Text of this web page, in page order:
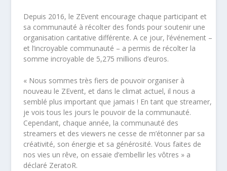
Depuis 2016, le ZEvent encourage chaque participant et
sa communauté à récolter des fonds pour soutenir une
organisation caritative différente. A ce jour, l’événement –
et l’incroyable communauté – a permis de récolter la
somme incroyable de 5,275 millions d’euros.
« Nous sommes très fiers de pouvoir organiser à
nouveau le ZEvent, et dans le climat actuel, il nous a
semblé plus important que jamais ! En tant que streamer,
je vois tous les jours le pouvoir de la communauté.
Cependant, chaque année, la communauté des
streamers et des viewers ne cesse de m’étonner par sa
créativité, son énergie et sa générosité. Vous faites de
nos vies un rêve, on essaie d’embellir les vôtres » a
déclaré ZeratoR.